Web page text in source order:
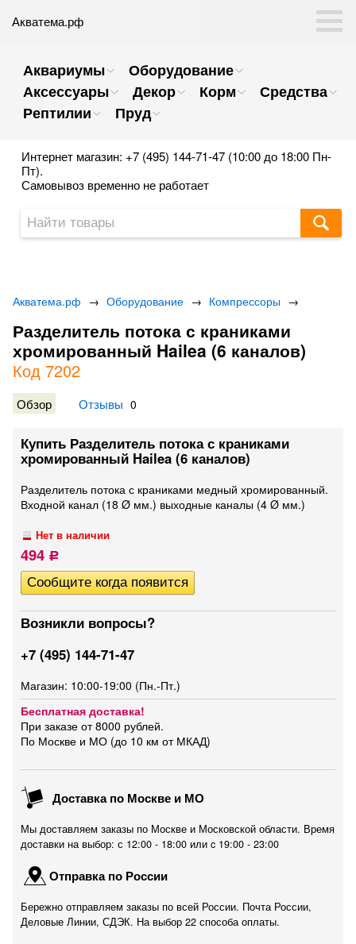
Акватема.рф
Аквариумы
Оборудование
Аксессуары
Декор Корм
Средства
Рептилии
Пруд
Интернет магазин: +7 (495) 144-71-47 (10:00 до 18:00 Пн-
Пт).
Самовывоз временно не работает
Акватема.рф → Оборудование → Компрессоры →
Разделитель потока с краниками
хромированный Hailea (6 каналов)
Код 7202
Обзор Отзывы 0
Купить Разделитель потока с краниками
хромированный Hailea (6 каналов)
Разделитель потока с краниками медный хромированный.
Входной канал (18 Ø мм.) выходные каналы (4 Ø мм.)
Нет в наличии
494 Р
Возникли вопросы?
+7 (495) 144-71-47
Магазин: 10:00-19:00 (Пн.-Пт.)
Бесплатная доставка!
При заказе от 8000 рублей.
По Москве и МО (до 10 км от МКАД)
Доставка по Москве и МО
Мы доставляем заказы по Москве и Московской области. Время
доставки на выбор: с 12:00 - 18:00 или c 19:00 - 23:00
Отправка по России
Бережно отправляем заказы по всей России. Почта России,
Деловые Линии, СДЭК. На выбор 22 способа оплаты.